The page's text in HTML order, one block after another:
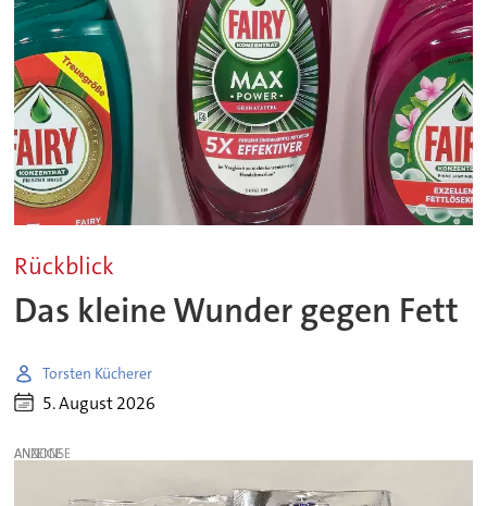
Rückblick
Das kleine Wunder gegen Fett
Torsten Kücherer
5. August 2026
ANZEIGE